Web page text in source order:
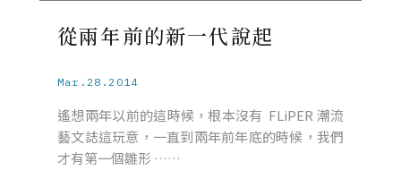
從兩年前的新一代說起
Mar.28.2014
遙想兩年以前的這時候，根本沒有 FLiPER 潮流
藝文誌這玩意，一直到兩年前年底的時候，我們
才有第一個雛形 ……